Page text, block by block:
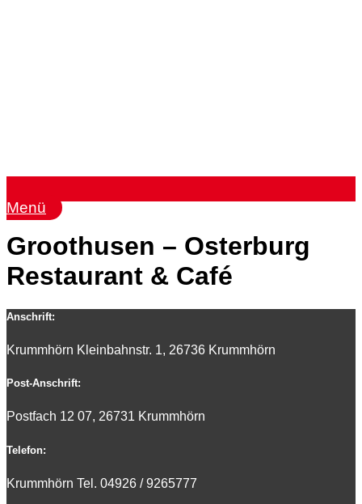
Menü
Groothusen – Osterburg
Restaurant & Café
Anschrift:
Krummhörn Kleinbahnstr. 1, 26736 Krummhörn
Post-Anschrift:
Postfach 12 07, 26731 Krummhörn
Telefon:
Krummhörn Tel. 04926 / 9265777